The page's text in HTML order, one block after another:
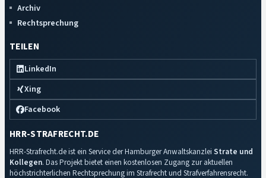
Archiv
Rechtsprechung
TEILEN
LinkedIn
Xing
Facebook
HRR-STRAFRECHT.DE
HRR-Strafrecht.de ist ein Service der Hamburger Anwaltskanzlei Strate und
Kollegen. Das Projekt bietet einen kostenlosen Zugang zur aktuellen
höchstrichterlichen Rechtsprechung im Strafrecht und Strafverfahrensrecht.